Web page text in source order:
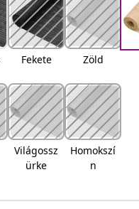
Fekete Zöld
Világossz
ürke
Homokszí
n